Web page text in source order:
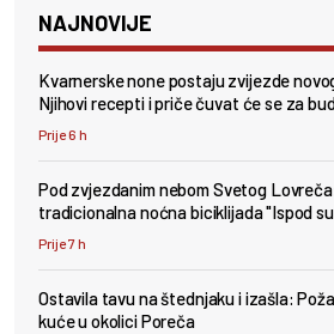
NAJNOVIJE
Kvarnerske none postaju zvijezde
Njihovi recepti i priče čuvat će se za
Prije 6 h
Pod zvjezdanim nebom Svetog
tradicionalna noćna biciklijada "Ispod
Prije 7 h
Ostavila tavu na štednjaku i izašla:
kuće u okolici Poreča